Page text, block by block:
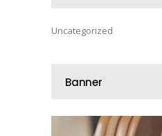
Uncategorized
Banner